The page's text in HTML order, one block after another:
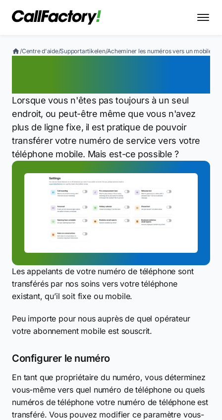
/Centre d'aide/Supportartikelen/Acheminer les numéros vers un mobile
Lorsque vous n'êtes pas toujours à un seul
endroit, ou peut-être même que vous n'avez
plus de ligne fixe, il est pratique de pouvoir
transférer votre numéro de service vers votre
téléphone mobile. Mais est-ce possible ?
Les appelants de votre numéro de téléphone sont
transférés par nos soins vers votre téléphone
existant, qu’il soit fixe ou mobile.
Peu importe pour nous auprès de quel opérateur
votre abonnement mobile est souscrit.
Configurer le numéro
En tant que propriétaire du numéro, vous déterminez
vous-même vers quel numéro de téléphone ou quels
numéros de téléphone votre numéro de téléphone est
transféré. Vous pouvez modifier ce paramètre vous-